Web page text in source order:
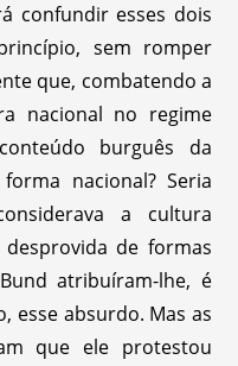
confundir esses dois
sem romper
que, combatendo a
nacional no regime
burguês da
nacional? Seria
a cultura
de formas
atribuíram-lhe, é
esse absurdo. Mas as
que ele protestou